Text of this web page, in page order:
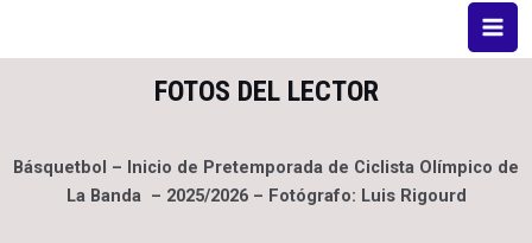
FOTOS DEL LECTOR
Básquetbol – Inicio de Pretemporada de Ciclista Olímpico de
La Banda – 2025/2026 – Fotógrafo: Luis Rigourd